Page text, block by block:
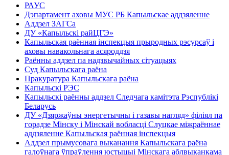
РАУС
Дэпартамент аховы МУС РБ Капыльскае аддзяленне
Аддзел ЗАГСа
ДУ «Капыльскі райЦГЭ»
Капыльская раённая інспекцыя прыродных рэсурсаў і
аховы навакольнага асяроддзя
Раённы аддзел па надзвычайных сітуацыях
Суд Капыльскага раёна
Пракуратура Капыльскага раёна
Капыльскі РЭС
Капыльскі раённы аддзел Следчага камітэта Рэспублікі
Беларусь
ДУ «Дзяржаўны энергетычны і газавы нагляд» філіял па
горадзе Мінску і Мінскай вобласці Слуцкае міжраённае
аддзяленне Капыльская раённая інспекцыя
Аддзел прымусовага выканання Капыльскага раёна
галоўнага ўпраўлення юстыцыі Мінскага аблвыканкама